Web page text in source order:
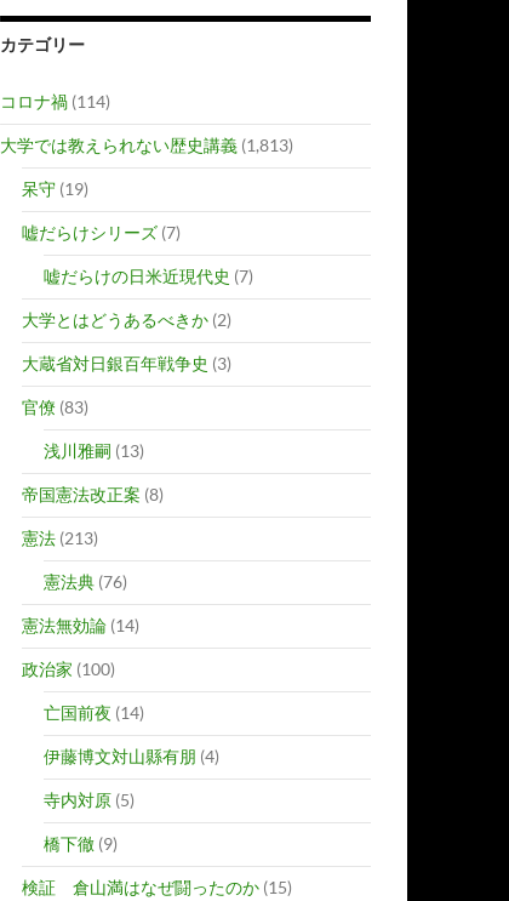
カテゴリー
コロナ禍 (114)
大学では教えられない歴史講義 (1,813)
呆守 (19)
嘘だらけシリーズ (7)
嘘だらけの日米近現代史 (7)
大学とはどうあるべきか (2)
大蔵省対日銀百年戦争史 (3)
官僚 (83)
浅川雅嗣 (13)
帝国憲法改正案 (8)
憲法 (213)
憲法典 (76)
憲法無効論 (14)
政治家 (100)
亡国前夜 (14)
伊藤博文対山縣有朋 (4)
寺内対原 (5)
橋下徹 (9)
検証 倉山満はなぜ闘ったのか (15)